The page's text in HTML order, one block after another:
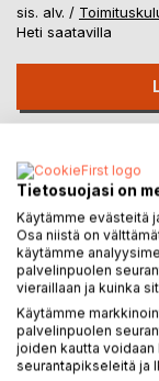
sis. alv. /
Heti saatavilla
Arvostele tuote
KUVAUS
Tietosuojasi on
Käytämme evästeitä
Osa niistä on
käytämme
palvelinpuolen
vieraillaan ja kuinka
Käytämme
palvelinpuolen
joiden kautta
seurantapikseleitä ja